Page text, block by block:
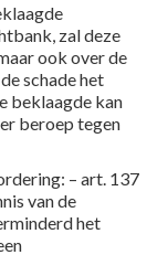
zal deze
ook over de
schade het
beklaagde kan
beroep tegen
– art. 137
van de
het